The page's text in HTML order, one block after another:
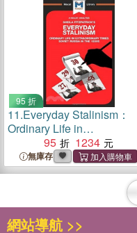
95 折
11.Everyday Stalinism：
Ordinary Life in
Extraordinary Times: Soviet
Russia in the 1930s
95 1234
無庫存
網站導航 >>